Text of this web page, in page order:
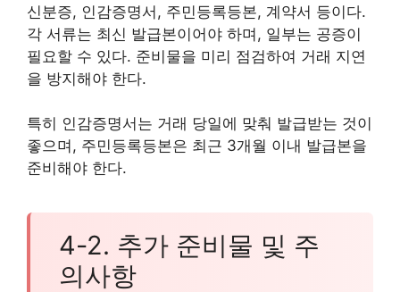
신분증, 인감증명서, 주민등록등본, 계약서 등이다.
각 서류는 최신 발급본이어야 하며, 일부는 공증이
필요할 수 있다. 준비물을 미리 점검하여 거래 지연
을 방지해야 한다.
특히 인감증명서는 거래 당일에 맞춰 발급받는 것이
좋으며, 주민등록등본은 최근 3개월 이내 발급본을
준비해야 한다.
4-2. 추가 준비물 및 주
의사항